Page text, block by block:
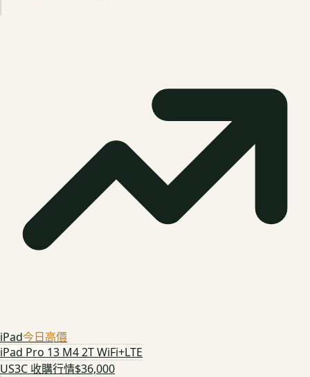
iPad今日高價
iPad Pro 13 M4 2T WiFi+LTE
US3C 收購行情$36,000